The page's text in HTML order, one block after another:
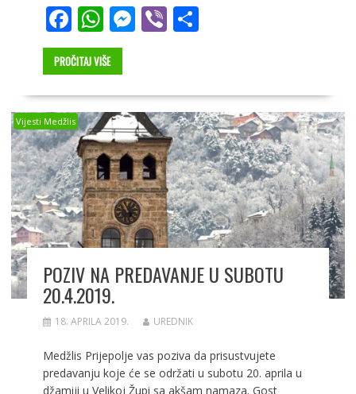
F
ac
e
b
o
o
k
W
h
at
s
A
p
p
M
e
n
g
er
Vi S
e
PROČITAJ VIŠE
Vijesti Medžlis
POZIV NA PREDAVANJE U SUBOTU
20.4.2019.
18. APRILA 2019. UREDNIK
Medžlis Prijepolje vas poziva da prisustvujete
predavanju koje će se održati u subotu 20. aprila u
džamiji u Velikoj Župi sa akšam namaza. Gost